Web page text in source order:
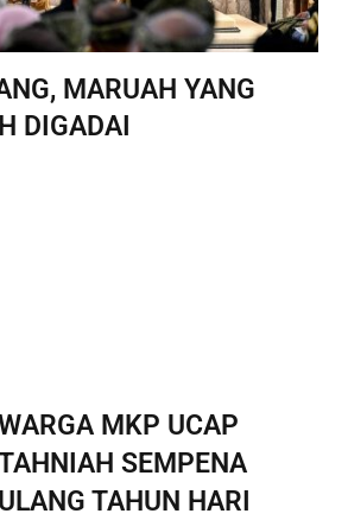
MARUAH YANG
DIGADAI
MKP UCAP
SEMPENA
ULANG TAHUN HARI